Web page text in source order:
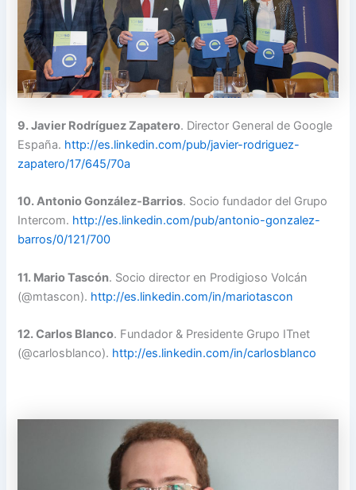
9. Javier Rodríguez Zapatero. Director General de Google
España. http://es.linkedin.com/pub/javier-rodriguez-
zapatero/17/645/70a
10. Antonio González-Barrios. Socio fundador del Grupo
Intercom. http://es.linkedin.com/pub/antonio-gonzalez-
barros/0/121/700
11. Mario Tascón. Socio director en Prodigioso Volcán
(@mtascon). http://es.linkedin.com/in/mariotascon
12. Carlos Blanco. Fundador & Presidente Grupo ITnet
(@carlosblanco). http://es.linkedin.com/in/carlosblanco